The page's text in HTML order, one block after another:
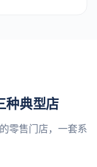
种典型店
零售门店，一套系